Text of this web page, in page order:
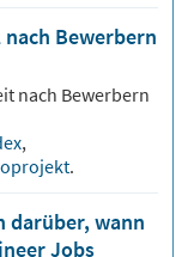
Bewerbern
nach Bewerbern
,
.
darüber, wann
Jobs